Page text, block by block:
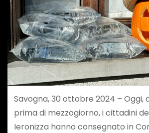
Savogna, 30 ottobre 2024 – Oggi,
prima di mezzogiorno, i cittadini
Ieronizza hanno consegnato in